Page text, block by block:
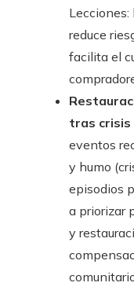
reduce
facilita el
tras crisis
eventos
y humo
episodios
a priorizar
y